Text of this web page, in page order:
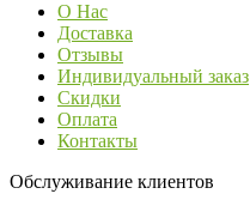
О Нас
Доставка
Отзывы
Индивидуальный заказ
Скидки
Оплата
Контакты
Обслуживание клиентов